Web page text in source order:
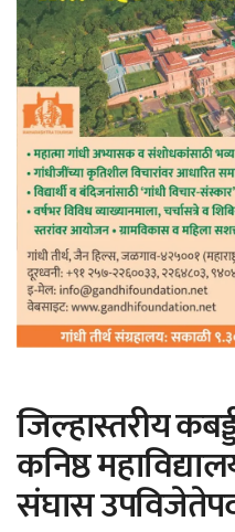
जिल्हास्तरीय
कनिष्ठ
संघास